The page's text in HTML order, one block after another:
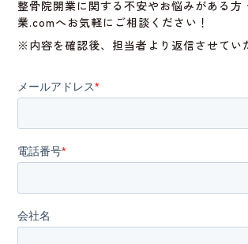
整骨院開業に関する不安やお悩みがある方
業.comへお気軽にご相談ください！
※内容を確認後、担当者より返信させてい